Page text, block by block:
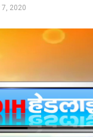
7, 2020